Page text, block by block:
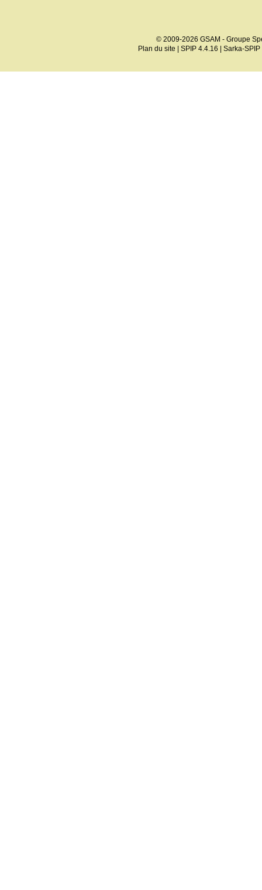
© 2009-2026 GSAM - Groupe
Plan du site | SPIP 4.4.16 | Sarka-SPIP